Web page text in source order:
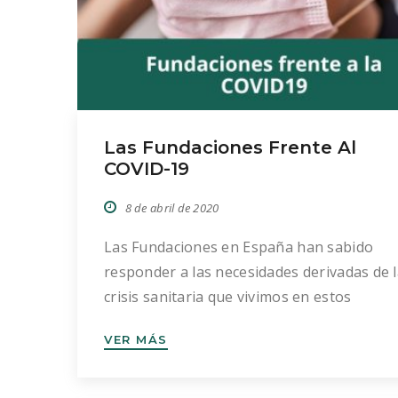
Las Fundaciones Frente Al
COVID-19
8 de abril de 2020
Las Fundaciones en España han sabido
responder a las necesidades derivadas de
crisis sanitaria que vivimos en estos
iniciativas más relevantes de este sector: La
VER MÁS